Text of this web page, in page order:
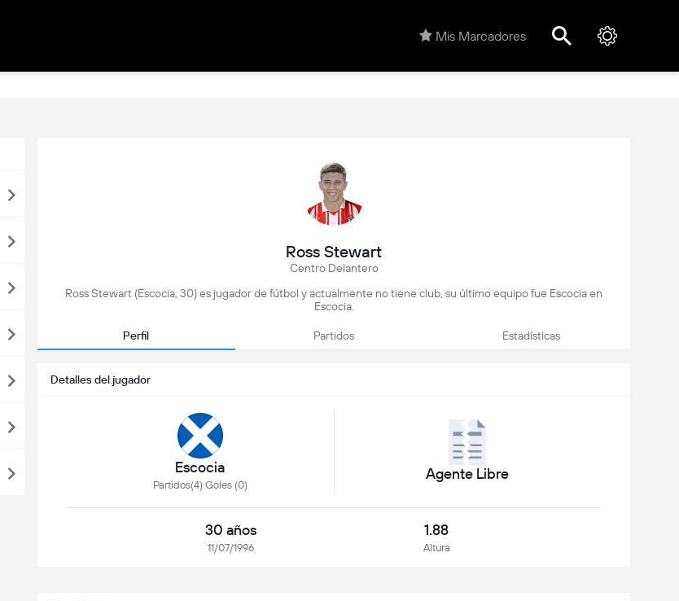
Mis Marcadores
Ross Stewart
Centro Delantero
Ross Stewart (Escocia, 30) es jugador de fútbol y actualmente no tiene club, su último equipo fue Escocia en
Escocia.
Perfil Partidos Estadísticas
Detalles del jugador
Escocia
Partidos(4) Goles (0)
Agente Libre
30 años
11/07/1996
1.88
Altura